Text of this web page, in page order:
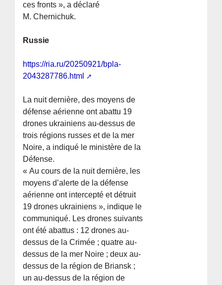
ces fronts », a déclaré
M. Chernichuk.
Russie
https://ria.ru/20250921/bpla-
2043287786.html
La nuit dernière, des moyens de
défense aérienne ont abattu 19
drones ukrainiens au-dessus de
trois régions russes et de la mer
Noire, a indiqué le ministère de la
Défense.
« Au cours de la nuit dernière, les
moyens d’alerte de la défense
aérienne ont intercepté et détruit
19 drones ukrainiens », indique le
communiqué. Les drones suivants
ont été abattus : 12 drones au-
dessus de la Crimée ; quatre au-
dessus de la mer Noire ; deux au-
dessus de la région de Briansk ;
un au-dessus de la région de